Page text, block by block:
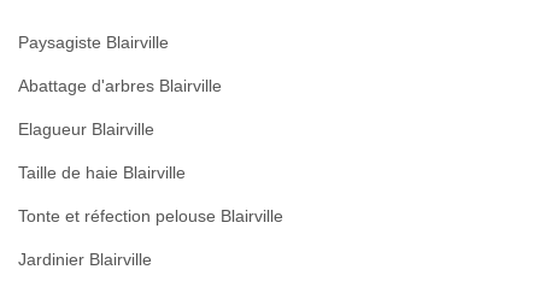
Paysagiste Blairville
Abattage d'arbres Blairville
Elagueur Blairville
Taille de haie Blairville
Tonte et réfection pelouse Blairville
Jardinier Blairville